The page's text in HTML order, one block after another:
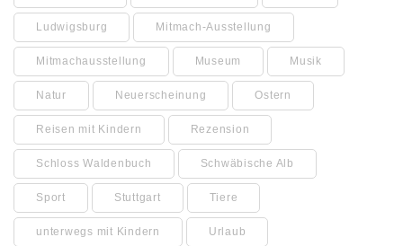
Ludwigsburg Mitmach-Ausstellung
Mitmachausstellung Museum Musik
Natur Neuerscheinung Ostern
Reisen mit Kindern Rezension
Schloss Waldenbuch Schwäbische Alb
Sport Stuttgart Tiere
unterwegs mit Kindern Urlaub